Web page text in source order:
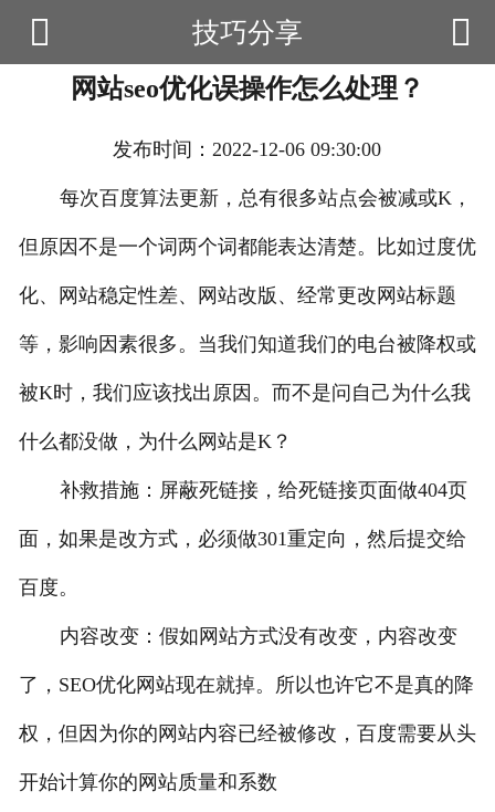
云产品
数据云查询
数据云监控
应用场景
优帮资讯
 技巧分享 
网站seo优化误操作怎么处理？
发布时间：2022-12-06 09:30:00
每次百度算法更新，总有很多站点会被减或K，
但原因不是一个词两个词都能表达清楚。比如过度优
化、网站稳定性差、网站改版、经常更改网站标题
等，影响因素很多。当我们知道我们的电台被降权或
被K时，我们应该找出原因。而不是问自己为什么我
什么都没做，为什么网站是K？
补救措施：屏蔽死链接，给死链接页面做404页
面，如果是改方式，必须做301重定向，然后提交给
百度。
内容改变：假如网站方式没有改变，内容改变
了，SEO优化网站现在就掉。所以也许它不是真的降
权，但因为你的网站内容已经被修改，百度需要从头
开始计算你的网站质量和系数